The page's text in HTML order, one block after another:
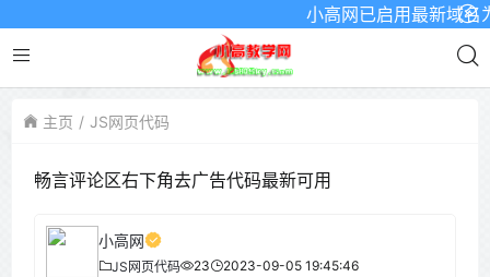
小高网已启用最新域名
主页 JS网页代码
畅言评论区右下角去广告代码最新可用
小高网
JS网页代码 23 2023-09-05 19:45:46